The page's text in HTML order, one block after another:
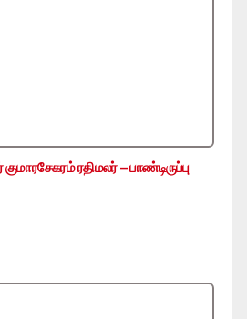
ரதிமலர் – பாண்டிருப்பு